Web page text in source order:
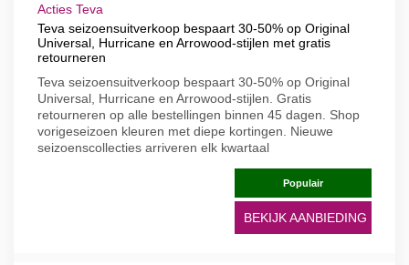
Acties Teva
Teva seizoensuitverkoop bespaart 30-50% op Original
Universal, Hurricane en Arrowood-stijlen met gratis
retourneren
Teva seizoensuitverkoop bespaart 30-50% op Original
Universal, Hurricane en Arrowood-stijlen. Gratis
retourneren op alle bestellingen binnen 45 dagen. Shop
vorigeseizoen kleuren met diepe kortingen. Nieuwe
seizoenscollecties arriveren elk kwartaal
Populair
BEKIJK AANBIEDING